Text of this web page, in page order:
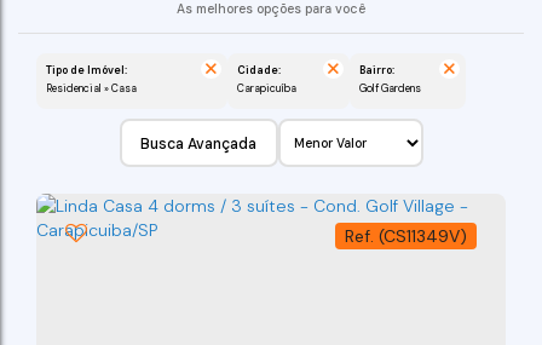
Tipo de Imóvel:
Residencial » Casa
Cidade:
Carapicuíba
Bairro:
Golf Gardens
Busca Avançada
(CS11349V)